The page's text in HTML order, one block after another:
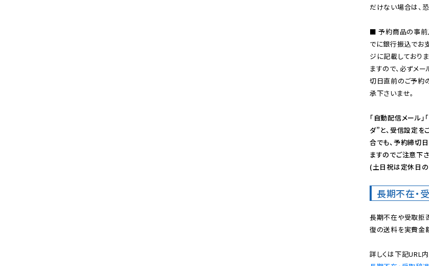
だけない場合は、
■ 予約商品の事前
でに銀行振込でお
ジに記載しており
ますので、必ずメ
切日直前のご予約
承下さいませ。
「自動配信メール
ダ”と、受信設定を
合でも、予約締切
ますのでご注意下さ
(土日祝は定休日の
長期不在・
長期不在や受取拒
復の送料を実費金